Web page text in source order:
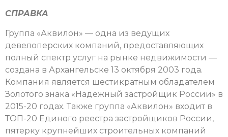
СПРАВКА
Группа «Аквилон» — одна из ведущих
девелоперских компаний, предоставляющих
полный спектр услуг на рынке недвижимости —
создана в Архангельске 13 октября 2003 года.
Компания является шестикратным обладателем
Золотого знака «Надежный застройщик России» в
2015-20 годах. Также группа «Аквилон» входит в
ТОП-20 Единого реестра застройщиков России,
пятерку крупнейших строительных компаний